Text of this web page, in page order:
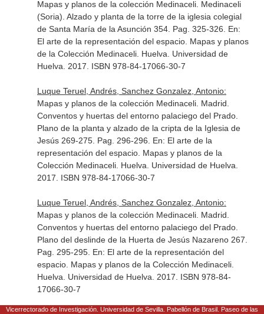
Mapas y planos de la colección Medinaceli. Medinaceli
(Soria). Alzado y planta de la torre de la iglesia colegial
de Santa María de la Asunción 354. Pag. 325-326. En:
El arte de la representación del espacio. Mapas y planos
de la Colección Medinaceli. Huelva. Universidad de
Huelva. 2017. ISBN 978-84-17066-30-7
Luque Teruel, Andrés, Sanchez Gonzalez, Antonio:
Mapas y planos de la colección Medinaceli. Madrid.
Conventos y huertas del entorno palaciego del Prado.
Plano de la planta y alzado de la cripta de la Iglesia de
Jesús 269-275. Pag. 296-296. En: El arte de la
representación del espacio. Mapas y planos de la
Colección Medinaceli. Huelva. Universidad de Huelva.
2017. ISBN 978-84-17066-30-7
Luque Teruel, Andrés, Sanchez Gonzalez, Antonio:
Mapas y planos de la colección Medinaceli. Madrid.
Conventos y huertas del entorno palaciego del Prado.
Plano del deslinde de la Huerta de Jesús Nazareno 267.
Pag. 295-295. En: El arte de la representación del
espacio. Mapas y planos de la Colección Medinaceli.
Huelva. Universidad de Huelva. 2017. ISBN 978-84-
17066-30-7
Vicerrectorado de Investigación. Universidad de Sevilla. Pabellón de Brasil. Paseo de las